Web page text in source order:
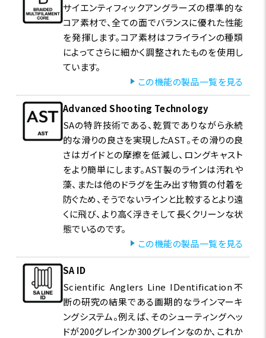
サイエンティフィックアングラーズの標準的な
コア素材で、全ての面でバランスに優れた性能
を発揮します。コア素材はフライラインの種類
によってさらに細かく調整されたものを使用し
ています。
この機能の製品一覧を見る
Advanced Shooting Technology
SAの特許技術である、乾質でありながら永続
的な滑りの良さを実現したAST。その滑りの良
さはガイドとの摩擦を低減し、ロングキャスト
をより簡単にします。AST製のラインは汚れや
藻、または他のドラグを生み出す物質の付着を
防ぐため、そうでないラインと比較するとより遠
くに飛び、より高く浮きそして長くクリーンな状
態でいるのです。
この機能の製品一覧を見る
SA ID
Scientific Anglers Line IDentification不
断の研究の結果である画期的なラインマーキ
ングシステム。例えば、そのシューティングヘッ
ドが200グレインか300グレインなのか、これか